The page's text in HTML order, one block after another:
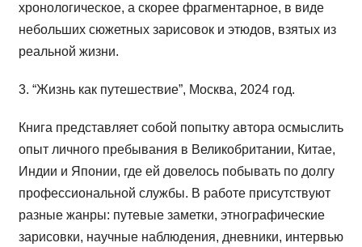
хронологическое, а скорее фрагментарное, в виде
небольших сюжетных зарисовок и этюдов, взятых из
реальной жизни.
3. “Жизнь как путешествие”, Москва, 2024 год.
Книга представляет собой попытку автора осмыслить
опыт личного пребывания в Великобритании, Китае,
Индии и Японии, где ей довелось побывать по долгу
профессиональной службы. В работе присутствуют
разные жанры: путевые заметки, этнографические
зарисовки, научные наблюдения, дневники, интервью